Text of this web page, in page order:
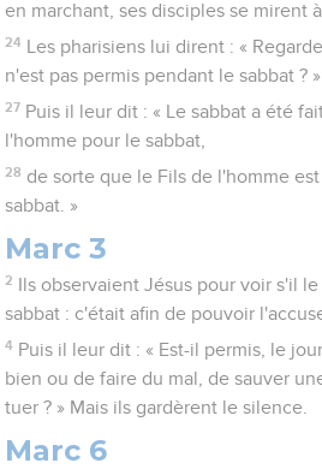
en marchant, ses disciples se mirent
24
Les pharisiens lui dirent : «
n'est pas permis pendant le sabbat ? »
27 Puis il leur dit : « Le sabbat a été
l'homme pour le sabbat,
28 de sorte que le Fils de l'homme
sabbat. »
Marc 3
2
Ils observaient Jésus pour voir s'il
sabbat : c'était afin de pouvoir
4 Puis il leur dit : « Est-il permis, le
bien ou de faire du mal, de sauver
tuer ? » Mais ils gardèrent le silence.
Marc 6